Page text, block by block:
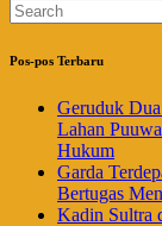
Pos-pos Terbaru
Geruduk
Lahan
Hukum
Garda
Bertugas
Kadin Sultra